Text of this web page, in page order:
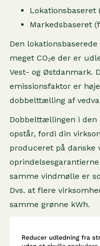
Markedsbaseret
Den
meget CO₂e der er
Vest- og Østdanmark.
emissionsfaktor er
dobbelttælling af
Dobbelttællingen i den
opstår, fordi din
produceret på danske
samme vindmølle er
Dvs. at flere
samme grønne kWh.